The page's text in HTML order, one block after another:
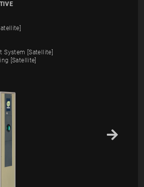
System [Satellite]
[Satellite]